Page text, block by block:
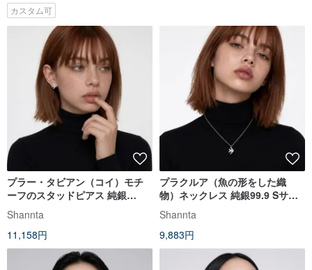
カスタム可
プラー・タビアン（コイ）モチ
ーフのスタッドピアス 純銀
99.9% ピュアシルバーカラー
Shannta
11,158円
プラクルア（魚の形をした織
物）ネックレス 純銀99.9 Sサイ
ズ ピュアシルバー
Shannta
9,883円